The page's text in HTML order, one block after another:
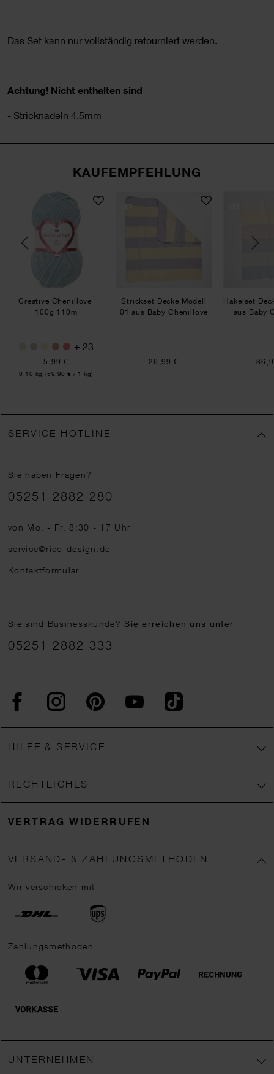
Das Set kann nur vollständig retourniert werden.
Achtung! Nicht enthalten sind
- Stricknadeln 4,5mm
KAUFEMPFEHLUNG
Modell 12 aus Baby Chenillove
Creative Chenillove
Creative Chenillove
100g 110m
+ 23
5,99 €
Inhalt:
0,10 kg (59,90 € / 1 kg)
Strickset Decke Modell
Strickset Decke Modell
01 aus Baby Chenillove
26,99 €
Häkelset
aus Baby
SERVICE HOTLINE
Sie haben Fragen?
Telefonnummer
05251 2882 280
von Mo. - Fr. 8:30 - 17 Uhr
service@rico-design.de
Kontaktformular
Sie sind Businesskunde?Sie erreichen uns unter
05251 2882 333
FacebookInstagram PinterestYouTubeTikTok
HILFE & SERVICE
RECHTLICHES
VERTRAG WIDERRUFEN
VERSAND- & ZAHLUNGSMETHODEN
Wir verschicken mit
Zahlungsmethoden
UNTERNEHMEN